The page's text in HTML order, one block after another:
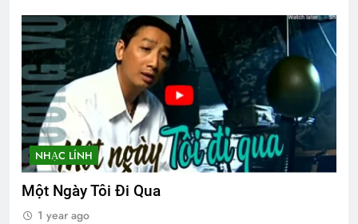
CTBCTY Tập II Chương 18
3 Years Ago
TẾT, LẠI NHỚ SAIGON
3 Years Ago
Thư Kêu Gọi Yểm Trợ Đa Hiệu 128
2 Years Ago
NHẠC LÍNH
Một Ngày Tôi Đi Qua
1 year ago